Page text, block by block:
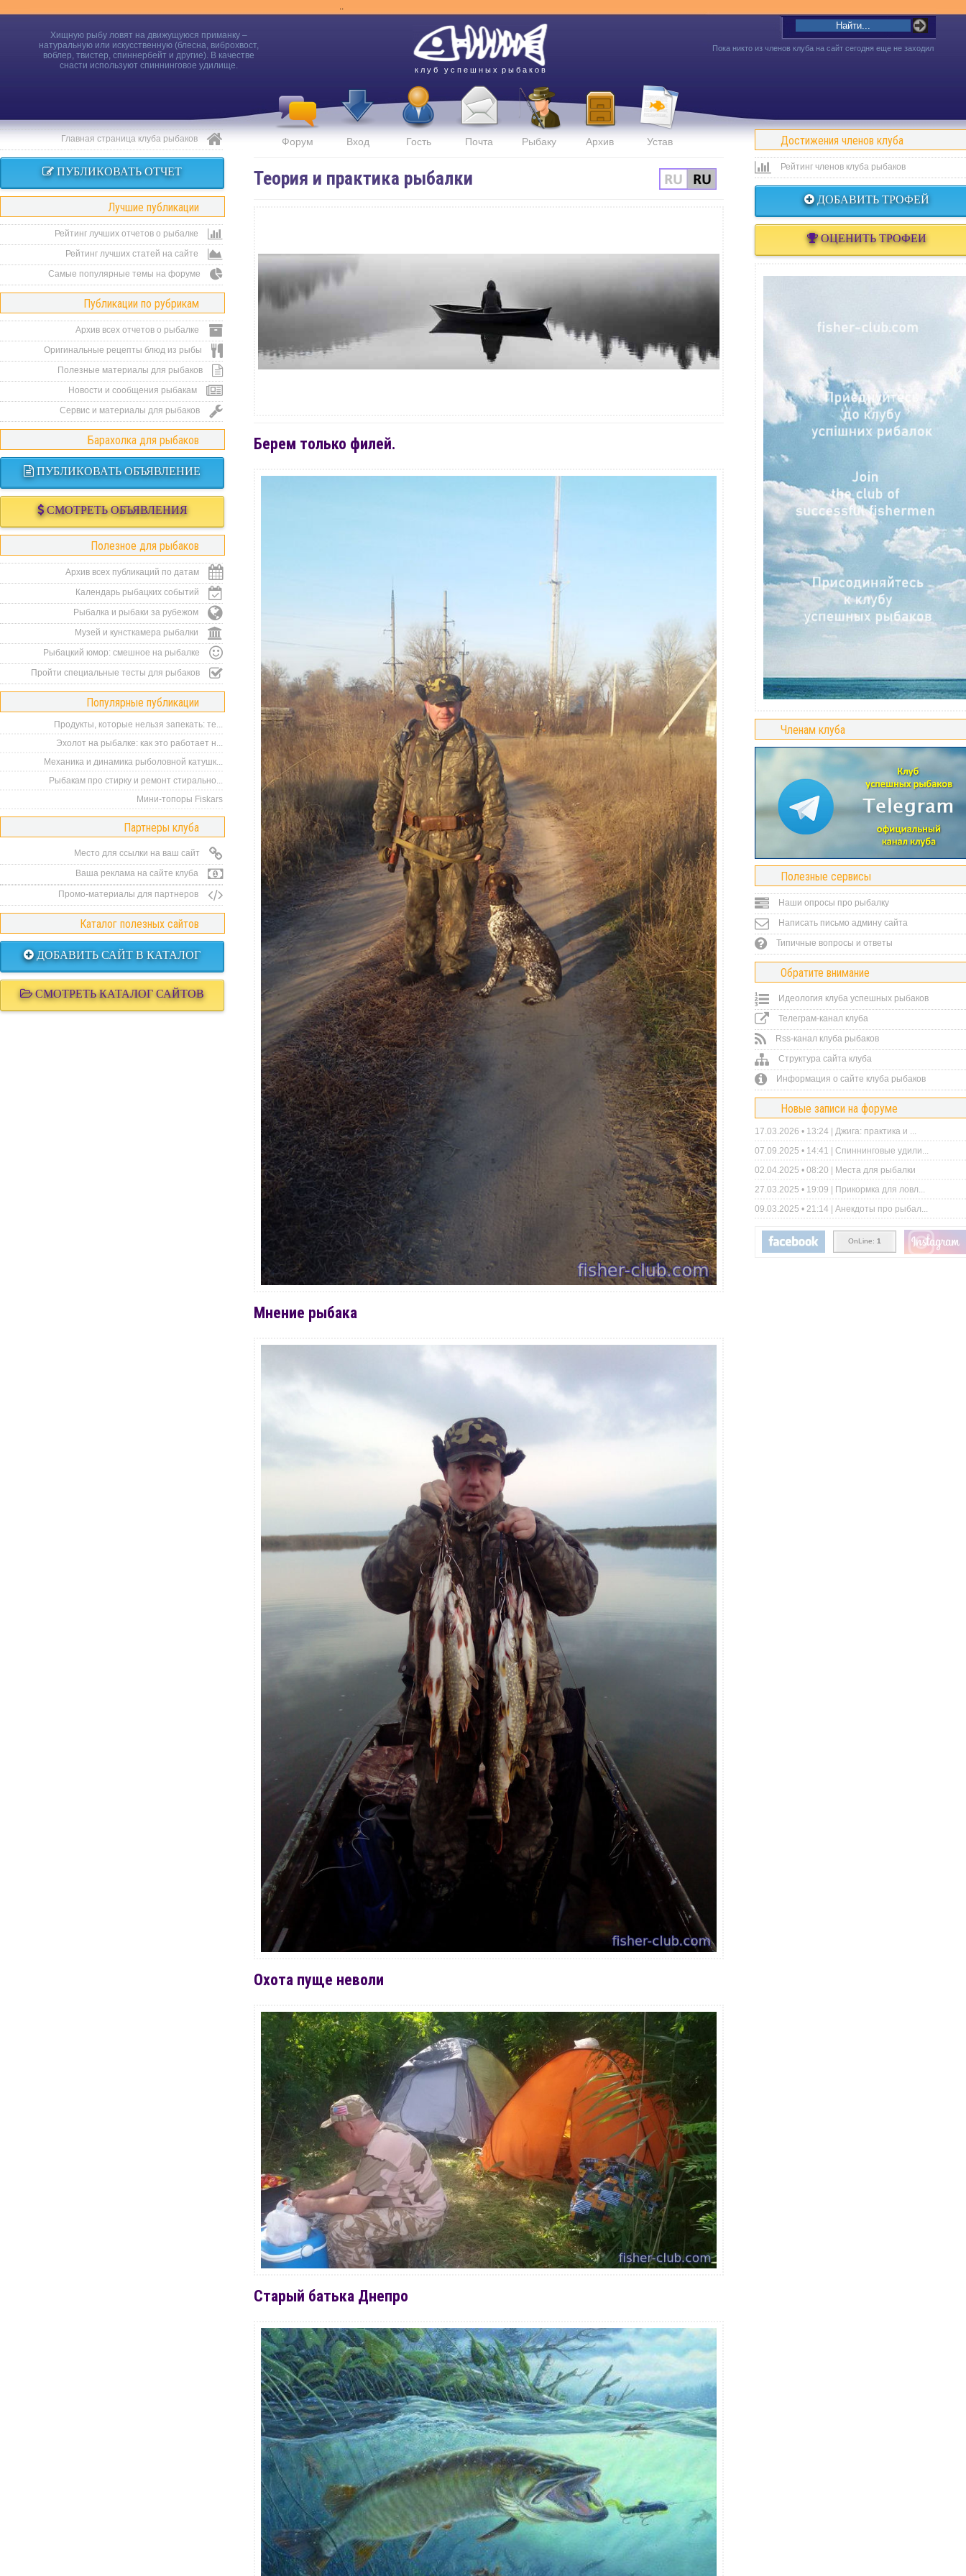
..
Хищную рыбу ловят на движущуюся приманку –
натуральную или искусственную (блесна, виброхвост,
воблер, твистер, спиннербейт и другие). В качестве
снасти используют спиннинговое удилище.
к л у б у с п е ш н ы х р ы б а к о в
Форум Вход Гость Почта Рыбаку Архив Устав
Пока никто из членов клуба на сайт сегодня еще не заходил
Главная страница клуба рыбаков
ПУБЛИКОВАТЬ ОТЧЕТ
Лучшие публикации
Рейтинг лучших отчетов о рыбалке
Рейтинг лучших статей на сайте
Самые популярные темы на форуме
Публикации по рубрикам
Архив всех отчетов о рыбалке
Оригинальные рецепты блюд из рыбы
Полезные материалы для рыбаков
Новости и сообщения рыбакам
Сервис и материалы для рыбаков
Барахолка для рыбаков
ПУБЛИКОВАТЬ ОБЪЯВЛЕНИЕ
СМОТРЕТЬ ОБЪЯВЛЕНИЯ
Полезное для рыбаков
Архив всех публикаций по датам
Календарь рыбацких событий
Рыбалка и рыбаки за рубежом
Музей и кунсткамера рыбалки
Рыбацкий юмор: смешное на рыбалке
Пройти специальные тесты для рыбаков
Популярные публикации
Продукты, которые нельзя запекать: те...
Эхолот на рыбалке: как это работает н...
Механика и динамика рыболовной катушк...
Рыбакам про стирку и ремонт стирально...
Мини-топоры Fiskars
Партнеры клуба
Место для ссылки на ваш сайт
Ваша реклама на сайте клуба
Промо-материалы для партнеров
Каталог полезных сайтов
ДОБАВИТЬ САЙТ В КАТАЛОГ
СМОТРЕТЬ КАТАЛОГ САЙТОВ
Теория и практика рыбалки
Берем только филей.
Мнение рыбака
Охота пуще неволи
Старый батька Днепро
Достижения членов клуба
Рейтинг членов клуба рыбаков
ДОБАВИТЬ ТРОФЕЙ
ОЦЕНИТЬ ТРОФЕИ
Членам клуба
Полезные сервисы
Наши опросы про рыбалку
Написать письмо админу сайта
Типичные вопросы и ответы
Обратите внимание
Идеология клуба успешных рыбаков
Телеграм-канал клуба
Rss-канал клуба рыбаков
Структура сайта клуба
Информация о сайте клуба рыбаков
Новые записи на форуме
17.03.2026 • 13:24 | Джига: практика и ...
07.09.2025 • 14:41 | Спиннинговые удили...
02.04.2025 • 08:20 |
Места для рыбалки
27.03.2025 • 19:09 |
Прикормка для ловл...
09.03.2025 • 21:14 | Анекдоты про рыбал...
OnLine: 1